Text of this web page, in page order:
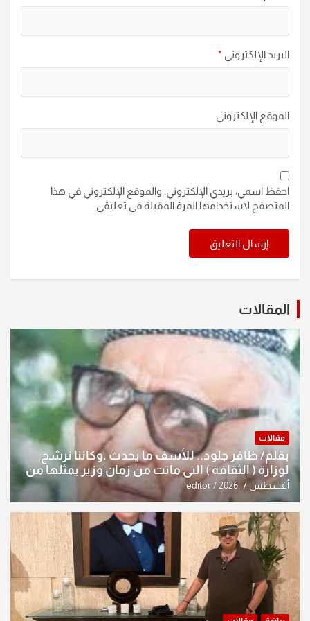
البريد الإلكتروني *
الموقع الإلكتروني
احفظ اسمي، بريدي الإلكتروني، والموقع الإلكتروني في هذا
المتصفح لاستخدامها المرة المقبلة في تعليقي.
المقالات
مقالات
بقلم/ ظافر جلود.. للأسف ما يحدث .وكاننا نرشح
لوزارة ( الثقافة ) التي ماتت من زمان وزير يمثلها من
النخبة والإرث العظيم للثقافة العراقية..
أغسطس 7, 2026 editor